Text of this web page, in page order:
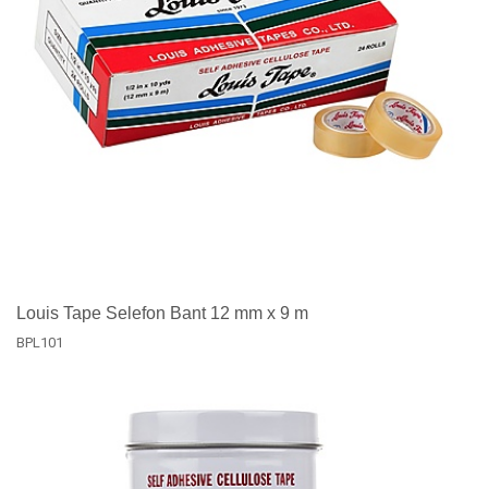
Louis Tape Selefon Bant 12 mm x 9 m
BPL101